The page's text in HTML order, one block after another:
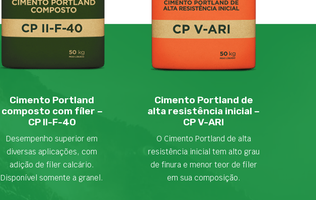
Cimento Portland
composto com fíler –
CP II-F-40
Desempenho superior em
diversas aplicações, com
adição de fíler calcário.
Disponível somente a granel.
Cimento Portland de
alta resistência inicial –
CP V-ARI
O Cimento Portland de alta
resistência inicial tem alto grau
de finura e menor teor de fíler
em sua composição.